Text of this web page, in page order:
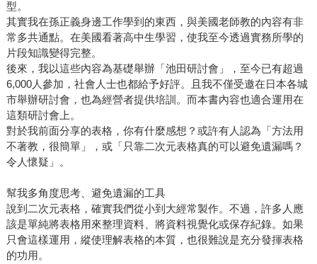
型。
其實我在孫正義身邊工作學到的東西，與美國老師教的內容有非
常多共通點。在美國看著高中生學習，使我至今透過實務所學的
片段知識變得完整。
後來，我以這些內容為基礎舉辦「池田研討會」，至今已有超過
6,000人參加，社會人士也都給予好評。且我不僅受邀在日本各城
市舉辦研討會，也為經營者提供培訓。而本書內容也適合運用在
這類研討會上。
對於我前面分享的表格，你有什麼感想？或許有人認為「方法用
不著教，很簡單」，或「只靠二次元表格真的可以避免遺漏嗎？
令人懷疑」。
幫我多角度思考、避免遺漏的工具
說到二次元表格，確實我們從小到大經常製作。不過，許多人應
該是單純將表格用來整理資料、將資料視覺化或保存紀錄。如果
只會這樣運用，縱使理解表格的本質，也很難說是充分發揮表格
的功用。